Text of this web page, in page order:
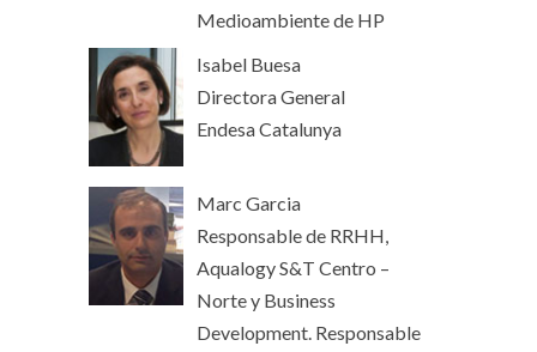
Medioambiente de HP
Isabel Buesa
Directora General
Endesa Catalunya
Marc Garcia
Responsable de RRHH,
Aqualogy S&T Centro –
Norte y Business
Development. Responsable